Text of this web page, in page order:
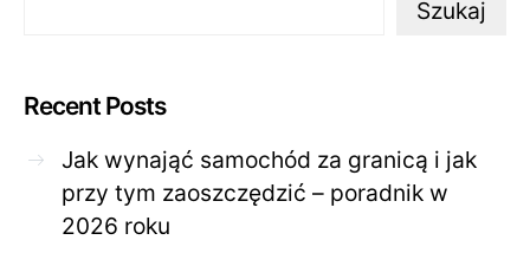
Szukaj
Recent Posts
Jak wynająć samochód za granicą i jak
przy tym zaoszczędzić – poradnik w
2026 roku